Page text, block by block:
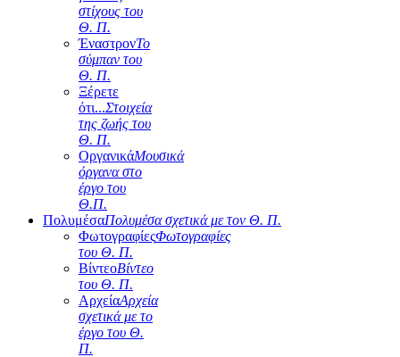
στίχους του
Θ. Π.
ΈναστρονΤο
σύμπαν του
Θ. Π.
Ξέρετε
ότι...Στοιχεία
της ζωής του
Θ. Π.
ΟργανικάΜουσικά
όργανα στο
έργο του
Θ.Π.
ΠολυμέσαΠολυμέσα σχετικά με τον Θ. Π.
ΦωτογραφίεςΦωτογραφίες
του Θ. Π.
ΒίντεοΒίντεο
του Θ. Π.
ΑρχείαΑρχεία
σχετικά με το
έργο του Θ.
Π.